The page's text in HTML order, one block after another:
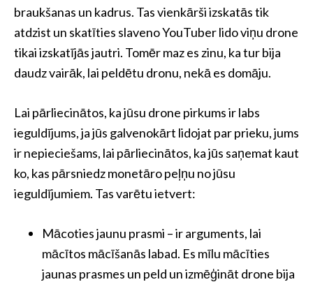
braukšanas un kadrus. Tas vienkārši izskatās tik
atdzist un skatīties slaveno YouTuber lido viņu drone
tikai izskatījās jautri. Tomēr maz es zinu, ka tur bija
daudz vairāk, lai peldētu dronu, nekā es domāju.
Lai pārliecinātos, ka jūsu drone pirkums ir labs
ieguldījums, ja jūs galvenokārt lidojat par prieku, jums
ir nepieciešams, lai pārliecinātos, ka jūs saņemat kaut
ko, kas pārsniedz monetāro peļņu no jūsu
ieguldījumiem. Tas varētu ietvert:
Mācoties jaunu prasmi – ir arguments, lai
mācītos mācīšanās labad. Es mīlu mācīties
jaunas prasmes un peld un izmēģināt drone bija